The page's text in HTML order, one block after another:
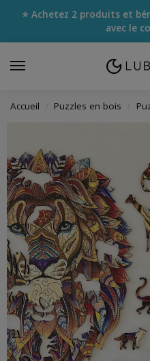
⭐ Achetez 2 produits et
avec le
Accueil / Puzzles en bois /